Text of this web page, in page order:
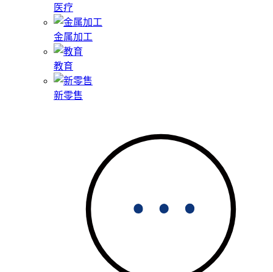
医疗
金属加工
教育
新零售